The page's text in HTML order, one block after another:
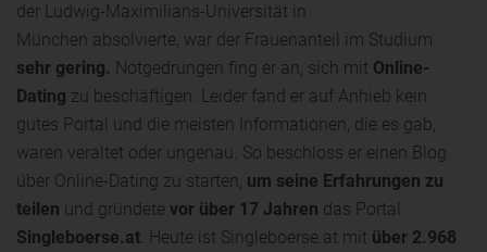
der Ludwig-Maximilians-Universität in
München absolvierte, war der Frauenanteil im Studium
sehr gering. Notgedrungen fing er an, sich mit Online-
Dating zu beschäftigen. Leider fand er auf Anhieb kein
gutes Portal und die meisten Informationen, die es gab,
waren veraltet oder ungenau. So beschloss er einen Blog
über Online-Dating zu starten, um seine Erfahrungen zu
teilen und gründete vor über 17 Jahren das Portal
Singleboerse.at. Heute ist Singleboerse.at mit über 2.968